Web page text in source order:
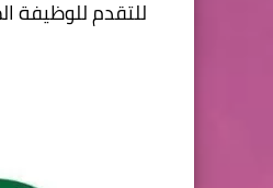
للتقدم للوظيفة